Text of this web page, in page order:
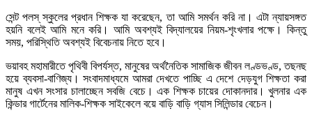
সেন্ট পলস্ স্কুলের প্রধান শিক্ষক যা করেছেন, তা আমি সমর্থন করি না। এটা ন্যায়সঙ্গত
হয়নি বলেই আমি মনে করি। আমি অবশ্যই বিদ্যালয়ের নিয়ম-শৃংখলার পক্ষে। কিন্তু
সময়, পরিস্থিতি অবশ্যই বিবেচনায় নিতে হবে।
ভয়াবহ মহামারীতে পৃথিবী বিপর্যস্ত, মানুষের অর্থনৈতিক সামাজিক জীবন লণ্ডভণ্ড, তছনছ
হয়ে ব্যবসা-বাণিজ্য। সংবাদমাধ্যমে আমরা দেখতে পাচ্ছি এ দেশে দেড়যুগ শিক্ষতা করা
মানুষ এখন সংসার চালাচ্ছেন সবজি বেচে। এক শিক্ষক চায়ের দোকানদার। খুলনার এক
কিন্ডার গার্টেনের মালিক-শিক্ষক সাইকেলে বয়ে বাড়ি বাড়ি গ্যাস সিলিন্ডার বেচেন।